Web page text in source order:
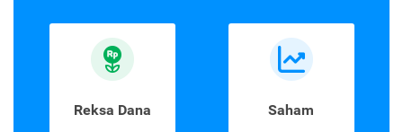
Reksa Dana Saham